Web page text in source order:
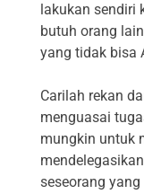
lakukan sendiri
butuh orang
yang tidak bisa
Carilah rekan
menguasai
mungkin untuk
seseorang